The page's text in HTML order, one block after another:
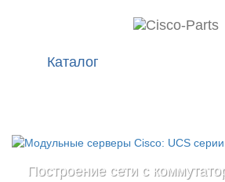
Каталог
Построение сети с
Стоечные серверы Cisco